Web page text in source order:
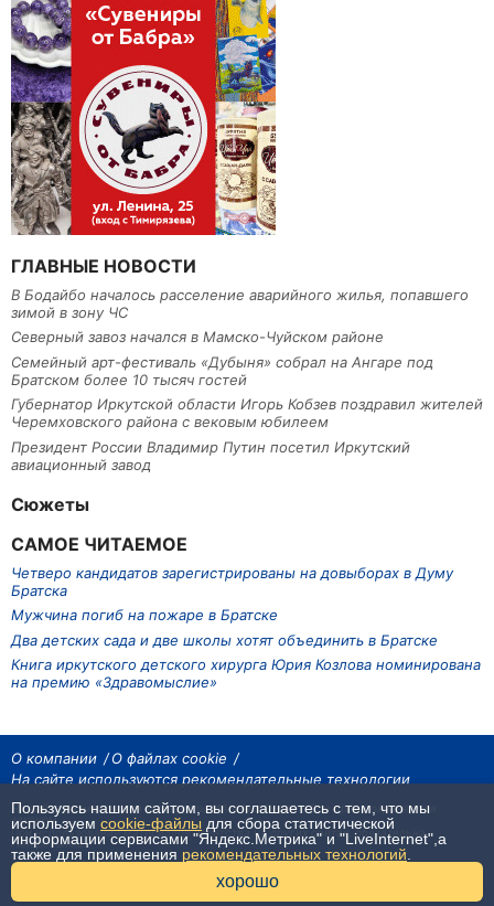
ГЛАВНЫЕ НОВОСТИ
В Бодайбо началось расселение аварийного жилья, попавшего
зимой в зону ЧС
Северный завоз начался в Мамско-Чуйском районе
Семейный арт-фестиваль «Дубыня» собрал на Ангаре под
Братском более 10 тысяч гостей
Губернатор Иркутской области Игорь Кобзев поздравил жителей
Черемховского района с вековым юбилеем
Президент России Владимир Путин посетил Иркутский
авиационный завод
Сюжеты
САМОЕ ЧИТАЕМОЕ
Четверо кандидатов зарегистрированы на довыборах в Думу
Братска
Мужчина погиб на пожаре в Братске
Два детских сада и две школы хотят объединить в Братске
Книга иркутского детского хирурга Юрия Козлова номинирована
на премию «Здравомыслие»
О компании
О файлах cookie
На сайте используются рекомендательные технологии
На сайте размещаются материалы ИА «Наш Север». Все права охраняются
законом.
При использовании материалов агентства на других сайтах, обязательна
гиперссылка.
Пользуясь нашим сайтом, вы соглашаетесь с тем, что мы
используем cookie-файлы для сбора статистической
информации сервисами "Яндекс.Метрика" и "LiveInternet",а
также для применения рекомендательных технологий
хорошо